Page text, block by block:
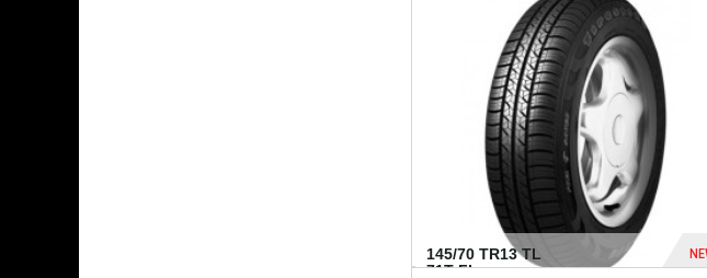
145/70 TR13 TL
71T FI...